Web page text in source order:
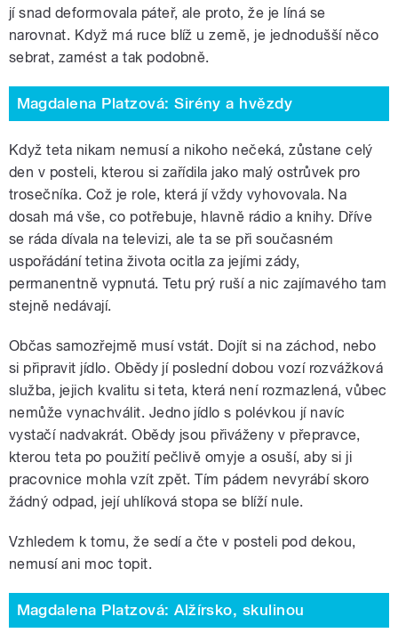
jí snad deformovala páteř, ale proto, že je líná se
narovnat. Když má ruce blíž u země, je jednodušší něco
sebrat, zamést a tak podobně.
Magdalena Platzová: Sirény a hvězdy
Když teta nikam nemusí a nikoho nečeká, zůstane celý
den v posteli, kterou si zařídila jako malý ostrůvek pro
trosečníka. Což je role, která jí vždy vyhovovala. Na
dosah má vše, co potřebuje, hlavně rádio a knihy. Dříve
se ráda dívala na televizi, ale ta se při současném
uspořádání tetina života ocitla za jejími zády,
permanentně vypnutá. Tetu prý ruší a nic zajímavého tam
stejně nedávají.
Občas samozřejmě musí vstát. Dojít si na záchod, nebo
si připravit jídlo. Obědy jí poslední dobou vozí rozvážková
služba, jejich kvalitu si teta, která není rozmazlená, vůbec
nemůže vynachválit. Jedno jídlo s polévkou jí navíc
vystačí nadvakrát. Obědy jsou přiváženy v přepravce,
kterou teta po použití pečlivě omyje a osuší, aby si ji
pracovnice mohla vzít zpět. Tím pádem nevyrábí skoro
žádný odpad, její uhlíková stopa se blíží nule.
Vzhledem k tomu, že sedí a čte v posteli pod dekou,
nemusí ani moc topit.
Magdalena Platzová: Alžírsko, skulinou